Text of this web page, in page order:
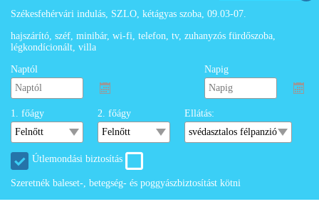
Székesfehérvári indulás, SZLO, kétágyas szoba, 09.03-07.
hajszárító, széf, minibár, wi-fi, telefon, tv, zuhanyzós fürdőszoba,
légkondícionált, villa
Naptól Napig
1. főágy 2. főágy Ellátás:
Útlemondási biztosítás
Szeretnék baleset-, betegség- és poggyászbiztosítást kötni